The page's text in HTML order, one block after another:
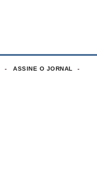
ASSINE O JORNAL